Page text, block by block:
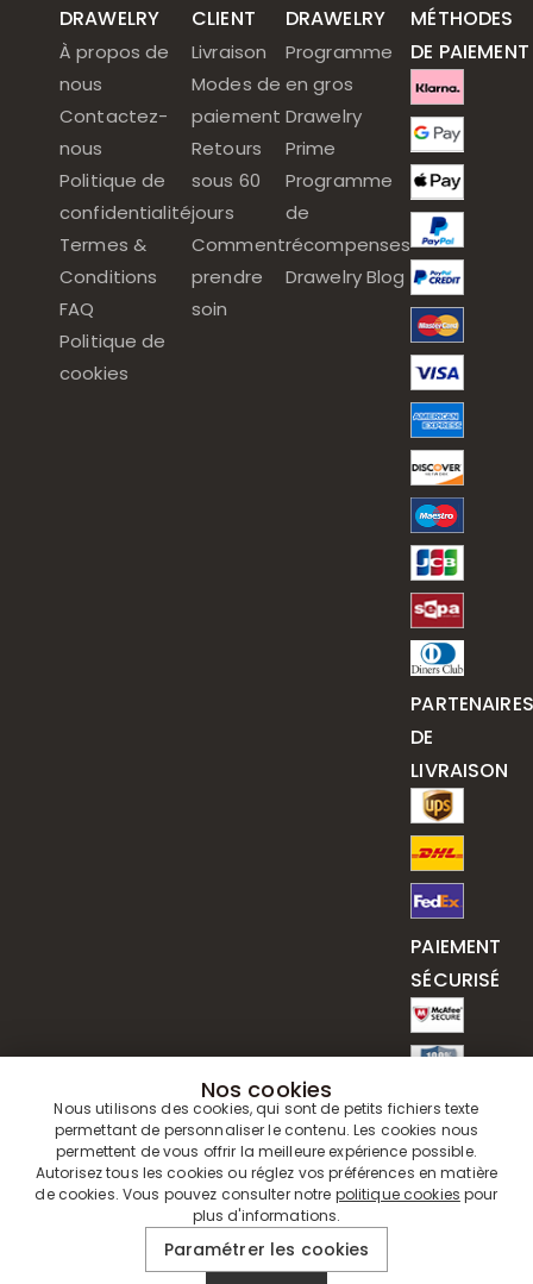
DRAWELRY
À propos de
nous
Contactez-
nous
Politique de
confidentialité
Termes &
Conditions
FAQ
Politique de
cookies
CLIENT
Livraison
Modes de
paiement
Retours
sous 60
jours
Comment
prendre
soin
DRAWELRY
Programme
en gros
Drawelry
Prime
Programme
de
récompenses
Drawelry Blog
MÉTHODES
DE PAIEMENT
PARTENAIRES
DE
LIVRAISON
PAIEMENT
SÉCURISÉ
© 2019 - 2026Drawelry . Tous Droits Réservés.
Nos cookies
Nous utilisons des cookies, qui sont de petits fichiers texte
permettant de personnaliser le contenu. Les cookies nous
permettent de vous offrir la meilleure expérience possible.
Autorisez tous les cookies ou réglez vos préférences en matière
de cookies. Vous pouvez consulter notre politique cookies pour
plus d'informations.
Paramétrer les cookies